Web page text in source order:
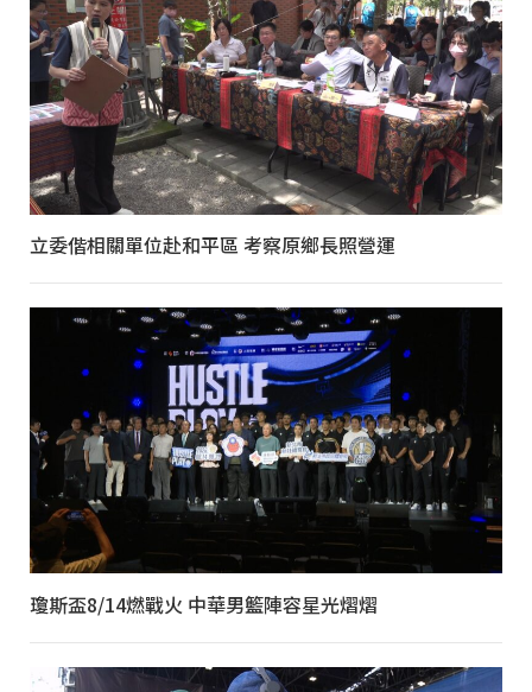
立委偕相關單位赴和平區 考察原鄉長照營運
瓊斯盃8/14燃戰火 中華男籃陣容星光熠熠